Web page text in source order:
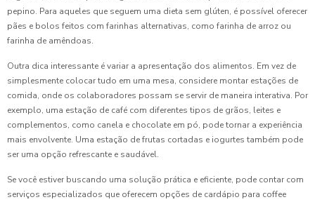
pepino. Para aqueles que seguem uma dieta sem glúten, é possível oferecer
pães e bolos feitos com farinhas alternativas, como farinha de arroz ou
farinha de amêndoas.
Outra dica interessante é variar a apresentação dos alimentos. Em vez de
simplesmente colocar tudo em uma mesa, considere montar estações de
comida, onde os colaboradores possam se servir de maneira interativa. Por
exemplo, uma estação de café com diferentes tipos de grãos, leites e
complementos, como canela e chocolate em pó, pode tornar a experiência
mais envolvente. Uma estação de frutas cortadas e iogurtes também pode
ser uma opção refrescante e saudável.
Se você estiver buscando uma solução prática e eficiente, pode contar com
serviços especializados que oferecem opções de cardápio para coffee